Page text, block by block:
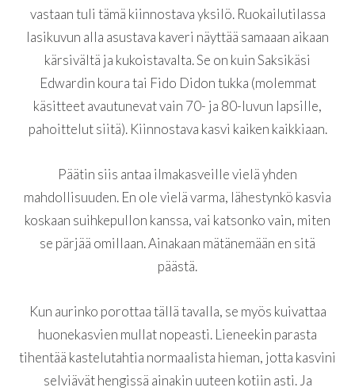
vastaan tuli tämä kiinnostava yksilö. Ruokailutilassa
lasikuvun alla asustava kaveri näyttää samaaan aikaan
kärsivältä ja kukoistavalta. Se on kuin Saksikäsi
Edwardin koura tai Fido Didon tukka (molemmat
käsitteet avautunevat vain 70- ja 80-luvun lapsille,
pahoittelut siitä). Kiinnostava kasvi kaiken kaikkiaan.
Päätin siis antaa ilmakasveille vielä yhden
mahdollisuuden. En ole vielä varma, lähestynkö kasvia
koskaan suihkepullon kanssa, vai katsonko vain, miten
se pärjää omillaan. Ainakaan mätänemään en sitä
päästä.
Kun aurinko porottaa tällä tavalla, se myös kuivattaa
huonekasvien mullat nopeasti. Lieneekin parasta
tihentää kastelutahtia normaalista hieman, jotta kasvini
selviävät hengissä ainakin uuteen kotiin asti. Ja